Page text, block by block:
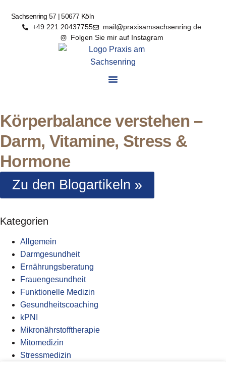
Sachsenring 57 | 50677 Köln
+49 221 20437755
mail@praxisamsachsenring.de
Folgen Sie mir auf Instagram
Körperbalance verstehen –
Darm, Vitamine, Stress &
Hormone
Zu den Blogartikeln »
Kategorien
Allgemein
Darmgesundheit
Ernährungsberatung
Frauengesundheit
Funktionelle Medizin
Gesundheitscoaching
kPNI
Mikronährstofftherapie
Mitomedizin
Stressmedizin